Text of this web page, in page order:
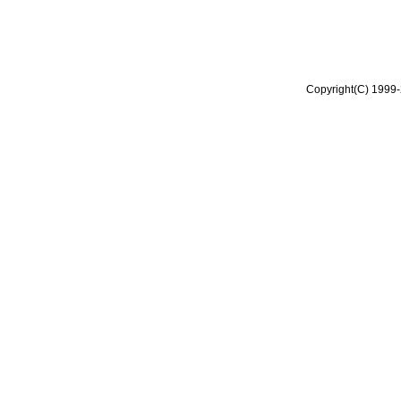
Copyright(C)